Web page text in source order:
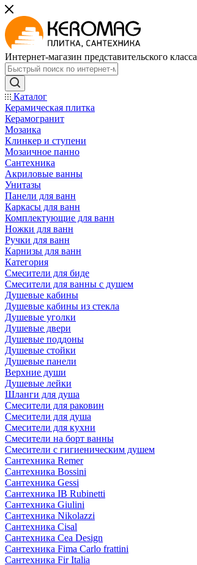
Интернет-магазин представительского класса
Каталог
Керамическая плитка
Керамогранит
Мозаика
Клинкер и ступени
Мозаичное панно
Сантехника
Акриловые ванны
Унитазы
Панели для ванн
Каркасы для ванн
Комплектующие для ванн
Ножки для ванн
Ручки для ванн
Карнизы для ванн
Категория
Смесители для биде
Смесители для ванны с душем
Душевые кабины
Душевые кабины из стекла
Душевые уголки
Душевые двери
Душевые поддоны
Душевые стойки
Душевые панели
Верхние души
Душевые лейки
Шланги для душа
Смесители для раковин
Смесители для душа
Смесители для кухни
Смесители на борт ванны
Смесители с гигиеническим душем
Сантехника Remer
Сантехника Bossini
Сантехника Gessi
Сантехника IB Rubinetti
Сантехника Giulini
Сантехника Nikolazzi
Сантехника Cisal
Сантехника Cea Design
Сантехника Fima Carlo frattini
Сантехника Fir Italia